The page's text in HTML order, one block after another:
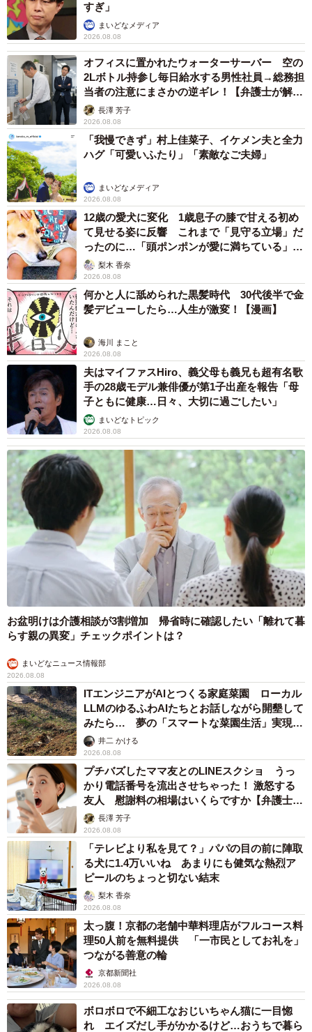
すぎ」
まいどなメディア
2026.08.08
オフィスに置かれたウォーターサーバー 空の
2Lボトル持参し毎日給水する男性社員→総務担
当者の注意にまさかの逆ギレ！【弁護士が解
説】長澤 芳子
2026.08.08
「我慢できず」村上佳菜子、イケメン夫と全力
ハグ「可愛いふたり」「素敵なご夫婦」
まいどなメディア
2026.08.08
12歳の愛犬に変化 1歳息子の膝で甘える初め
て見せる姿に反響 これまで「見守る立場」だ
ったのに…「頭ポンポンが愛に満ちている」
「尊…」
梨木 香奈
2026.08.08
何かと人に舐められた黒髪時代 30代後半で金
髪デビューしたら…人生が激変！【漫画】
海川 まこと
2026.08.08
夫はマイファスHiro、義父母も義兄も超有名歌
手の28歳モデル兼俳優が第1子出産を報告「母
子ともに健康…日々、大切に過ごしたい」
まいどなトピック
2026.08.08
お盆明けは介護相談が3割増加 帰省時に確認したい「離れて暮
らす親の異変」チェックポイントは？
まいどなニュース情報部
2026.08.08
ITエンジニアがAIとつくる家庭菜園 ローカル
LLMのゆるふわAIたちとお話しながら開墾して
みたら… 夢の「スマートな菜園生活」実現な
るか井二 かける
2026.08.08
プチバズしたママ友とのLINEスクショ うっ
かり電話番号を流出させちゃった！ 激怒する
友人 慰謝料の相場はいくらですか【弁護士が
解説】長澤 芳子
2026.08.08
「テレビより私を見て？」パパの目の前に陣取
る犬に1.4万いいね あまりにも健気な熱烈ア
ピールのちょっと切ない結末
梨木 香奈
2026.08.08
太っ腹！京都の老舗中華料理店がフルコース料
理50人前を無料提供 「一市民としてお礼を」
つながる善意の輪
京都新聞社
2026.08.08
ボロボロで不細工なおじいちゃん猫に一目惚
れ エイズだし手がかかるけど…おうちで暮ら